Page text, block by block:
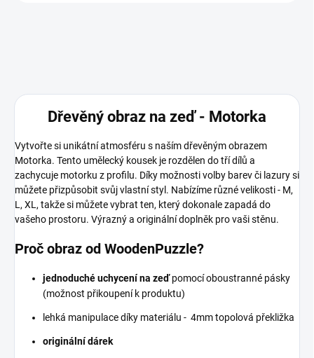
Dřevěný obraz na zeď - Motorka
Vytvořte si unikátní atmosféru s naším dřevěným obrazem
Motorka. Tento umělecký kousek je rozdělen do tří dílů a
zachycuje motorku z profilu. Díky možnosti volby barev či lazury si
můžete přizpůsobit svůj vlastní styl. Nabízíme různé velikosti - M,
L, XL, takže si můžete vybrat ten, který dokonale zapadá do
vašeho prostoru. Výrazný a originální doplněk pro vaši stěnu.
Proč obraz od WoodenPuzzle?
jednoduché uchycení na zeďpomocí oboustranné pásky
(možnost přikoupení k produktu)
lehká manipulace díky materiálu - 4mm topolová překližka
originální dárek